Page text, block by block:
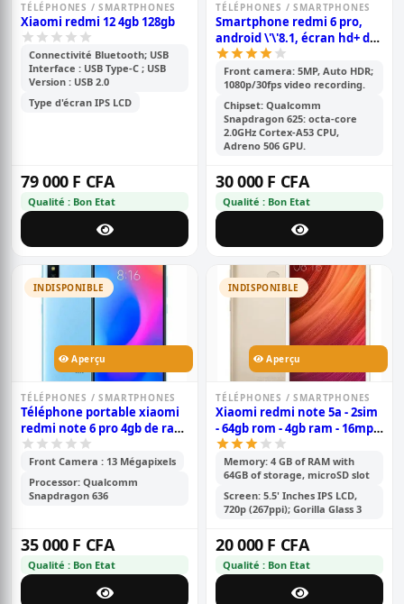
TÉLÉPHONES / SMARTPHONES
Xiaomi redmi 12 4gb 128gb
Connectivité Bluetooth; USB
Interface : USB Type-C ; USB
Version : USB 2.0
Type d'écran IPS LCD
79 000 F CFA
Qualité : Bon Etat
TÉLÉPHONES / SMARTPHONES
Smartphone redmi 6 pro,
android \'\'8.1, écran hd+ de
5,84 pouces, 64 go rom, 4go
ram, 12 mp double, batterie
de 4000mah
Front camera: 5MP, Auto HDR;
1080p/30fps video recording.
Chipset: Qualcomm
Snapdragon 625: octa-core
2.0GHz Cortex-A53 CPU,
Adreno 506 GPU.
30 000 F CFA
Qualité : Bon Etat
INDISPONIBLE
Aperçu
TÉLÉPHONES / SMARTPHONES
Téléphone portable xiaomi
redmi note 6 pro 4gb de ram
et 64gb de mémoire interne
Front Camera : 13 Mégapixels
Processor: Qualcomm
Snapdragon 636
35 000 F CFA
Qualité : Bon Etat
INDISPONIBLE
Aperçu
TÉLÉPHONES / SMARTPHONES
Xiaomi redmi note 5a - 2sim
- 64gb rom - 4gb ram - 16mp -
android 7.1.2, - batterie de
3080 mah - télécommande
infrarouge volte version
mondiale - or
Memory: 4 GB of RAM with
64GB of storage, microSD slot
Screen: 5.5' Inches IPS LCD,
720p (267ppi); Gorilla Glass 3
20 000 F CFA
Qualité : Bon Etat